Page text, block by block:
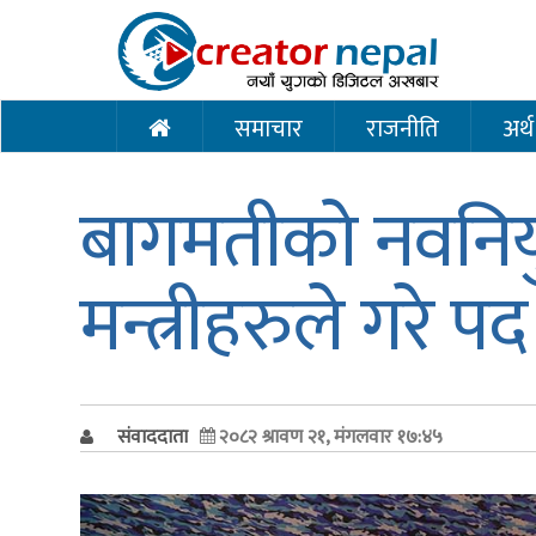
समाचार राजनीति अर्थ
बागमतीको
मन्त्रीहरुले गरे
संवाददाता २०८२ श्रावण २१, मंगलवार १७:४५